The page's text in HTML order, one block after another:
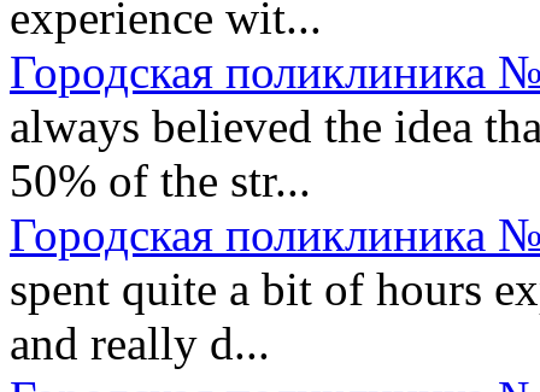
experience wit...
Городская поликлиника
always believed the idea
50% of the str...
Городская поликлиника
spent quite a bit of hours
and really d...